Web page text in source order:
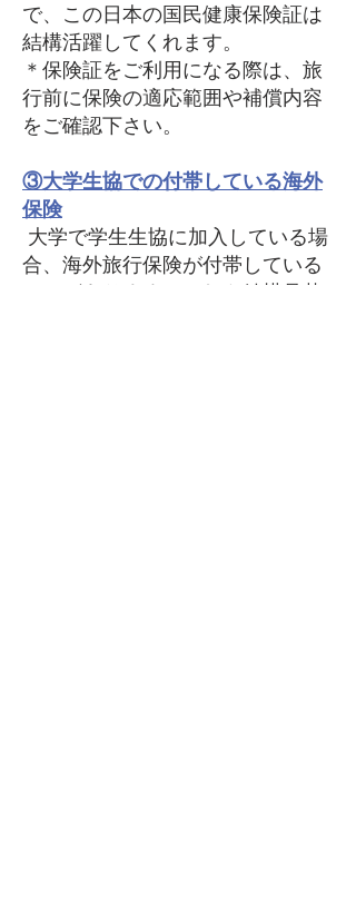
で、この日本の国民健康保険証は
結構活躍してくれます。
＊保険証をご利用になる際は、旅
行前に保険の適応範囲や補償内容
をご確認下さい。
③大学生協での付帯している海外
保険
大学で学生生協に加入している場
合、海外旅行保険が付帯している